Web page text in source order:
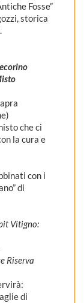
Fosse”
storica
che ci
la cura e
con i
di
Vitigno:
Riserva
di